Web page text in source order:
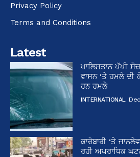
Privacy Policy
Terms and Conditions
Latest
ਖਾਲਿਸਤਾਨ ਪੱਖੀ
ਵਾਸਨ ‘ਤੇ ਹਮਲੇ ਦੀ
ਹਨ ਹਮਲੇ
INTERNATIONAL
ਕਾਰੋਬਾਰੀ ‘ਤੇ
ਰਹੀ ਅਪਰਾਧਿਕ